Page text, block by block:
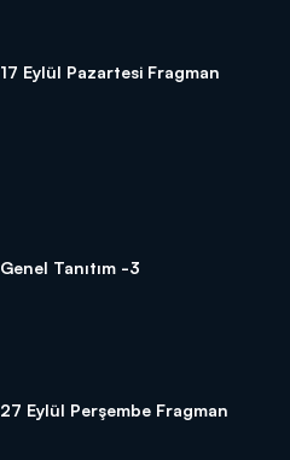
17 Eylül Pazartesi Fragman
Genel Tanıtım -3
27 Eylül Perşembe Fragman